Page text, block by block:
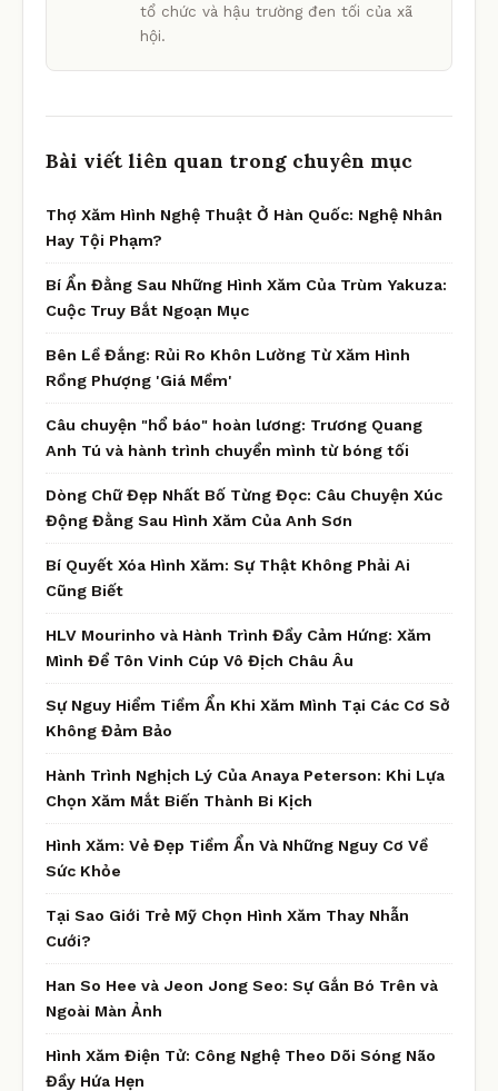
tổ chức và hậu trường đen tối của xã
hội.
Bài viết liên quan trong chuyên mục
Thợ Xăm Hình Nghệ Thuật Ở Hàn Quốc: Nghệ Nhân
Hay Tội Phạm?
Bí Ẩn Đằng Sau Những Hình Xăm Của Trùm Yakuza:
Cuộc Truy Bắt Ngoạn Mục
Bên Lề Đắng: Rủi Ro Khôn Lường Từ Xăm Hình
Rồng Phượng 'Giá Mềm'
Câu chuyện "hổ báo" hoàn lương: Trương Quang
Anh Tú và hành trình chuyển mình từ bóng tối
Dòng Chữ Đẹp Nhất Bố Từng Đọc: Câu Chuyện Xúc
Động Đằng Sau Hình Xăm Của Anh Sơn
Bí Quyết Xóa Hình Xăm: Sự Thật Không Phải Ai
Cũng Biết
HLV Mourinho và Hành Trình Đầy Cảm Hứng: Xăm
Mình Để Tôn Vinh Cúp Vô Địch Châu Âu
Sự Nguy Hiểm Tiềm Ẩn Khi Xăm Mình Tại Các Cơ Sở
Không Đảm Bảo
Hành Trình Nghịch Lý Của Anaya Peterson: Khi Lựa
Chọn Xăm Mắt Biến Thành Bi Kịch
Hình Xăm: Vẻ Đẹp Tiềm Ẩn Và Những Nguy Cơ Về
Sức Khỏe
Tại Sao Giới Trẻ Mỹ Chọn Hình Xăm Thay Nhẫn
Cưới?
Han So Hee và Jeon Jong Seo: Sự Gắn Bó Trên và
Ngoài Màn Ảnh
Hình Xăm Điện Tử: Công Nghệ Theo Dõi Sóng Não
Đầy Hứa Hẹn